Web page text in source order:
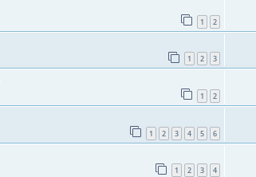
1 2
1 2 3
1 2
1 2 3 4 5 6
1 2 3 4